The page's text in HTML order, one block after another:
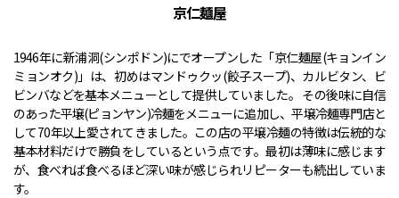
京仁麺屋
1946年に新浦洞(シンポドン)にでオープンした「京仁麺屋(キョンイン
ミョンオク)」は、初めはマンドゥクッ(餃子スープ)、カルビタン、ビ
ビンバなどを基本メニューとして提供していました。 その後味に自信
のあった平壌(ピョンヤン)冷麺をメニューに追加し、平壌冷麺専門店と
して70年以上愛されてきました。この店の平壌冷麺の特徴は伝統的な
基本材料だけで勝負をしているという点です。最初は薄味に感じます
が、食べれば食べるほど深い味が感じられリピーターも続出していま
す。